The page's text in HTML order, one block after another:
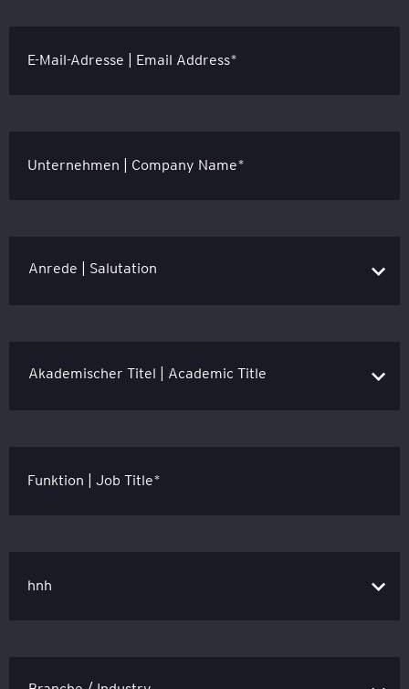
E-Mail-Adresse | Email Address*
Unternehmen | Company Name*
Funktion | Job Title*
hnh